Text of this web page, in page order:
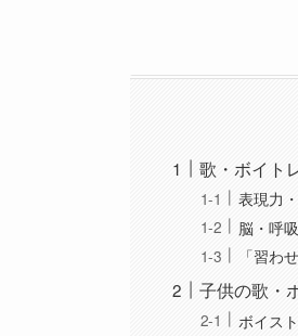
歌・ボイト
表現力
脳・呼
「習わ
子供の歌・
ボイス